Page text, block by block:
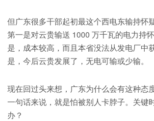
但广东很多干部起初最这个西电东输持怀
第一是对云贵输送 1000 万千瓦的电力持
是，成本较高，而且本省没法从发电厂中
是，今后云贵发展了，无电可输或少输。
现在回过头来想，广东为什么会有这种态
一句话来说，就是怕被别人卡脖子。关键
办？